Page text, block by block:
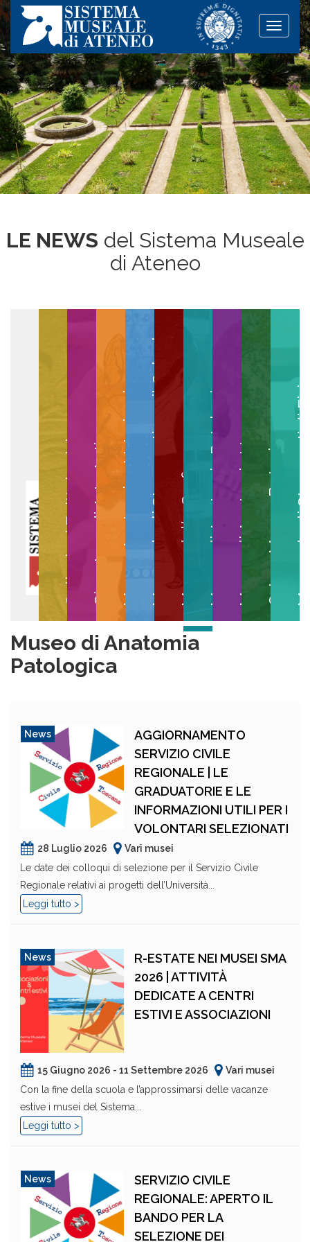
Toggle
LE NEWS del Sistema Museale
di Ateneo
Collezioni EgittologicheGipsoteca di Arte AnticaMuseo Anatomico VeterinarioMuseo degli Strumenti per il CalcoloMuseo della GraficaMuseo di Anatomia PatologicaMuseo di Anatomia UmanaOrto e Museo BotanicoMuseo degli
Museo di Anatomia
Patologica
News
AGGIORNAMENTO
SERVIZIO CIVILE
REGIONALE | LE
GRADUATORIE E LE
INFORMAZIONI UTILI PER I
VOLONTARI SELEZIONATI
28 Luglio 2026
Vari musei
Le date dei colloqui di selezione per il Servizio Civile
Regionale relativi ai progetti dell’Università...
Leggi tutto >
News
R-ESTATE NEI MUSEI SMA
2026 | ATTIVITÀ
DEDICATE A CENTRI
ESTIVI E ASSOCIAZIONI
15 Giugno 2026 - 11 Settembre 2026
Vari musei
Con la fine della scuola e l’approssimarsi delle vacanze
estive i musei del Sistema...
Leggi tutto >
News
SERVIZIO CIVILE
REGIONALE: APERTO IL
BANDO PER LA
SELEZIONE DEI